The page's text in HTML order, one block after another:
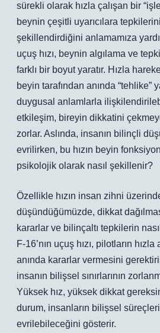
sürekli olarak hızla çalışan bir
beynin çeşitli uyarıcılara tepkilerini
şekillendirdiğini anlamamıza
uçuş hızı, beynin algılama ve
farklı bir boyut yaratır. Hızla
beyin tarafından anında “tehlike”
duygusal anlamlarla
etkileşim, bireyin dikkatini
zorlar. Aslında, insanın bilinçli
evrilirken, bu hızın beyin
psikolojik olarak nasıl şekillenir?
Özellikle hızın insan zihni
düşündüğümüzde, dikkat
kararlar ve bilinçaltı tepkilerin
F-16’nın uçuş hızı, pilotların
anında kararlar vermesini
insanın bilişsel sınırlarının
Yüksek hız, yüksek dikkat
durum, insanların bilişsel
evrilebileceğini gösterir.